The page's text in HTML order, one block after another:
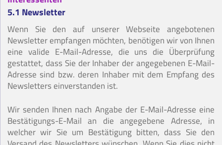
5.1 Newsletter
Wenn Sie den auf unserer Webseite angebotenen
Newsletter empfangen möchten, benötigen wir von Ihnen
eine valide E-Mail-Adresse, die uns die Überprüfung
gestattet, dass Sie der Inhaber der angegebenen E-Mail-
Adresse sind bzw. deren Inhaber mit dem Empfang des
Newsletters einverstanden ist.
Wir senden Ihnen nach Angabe der E-Mail-Adresse eine
Bestätigungs-E-Mail an die angegebene Adresse, in
welcher wir Sie um Bestätigung bitten, dass Sie den